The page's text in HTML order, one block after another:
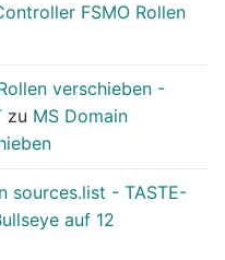
FSMO Rollen
verschieben -
zu MS Domain
sources.list - TASTE-
auf 12